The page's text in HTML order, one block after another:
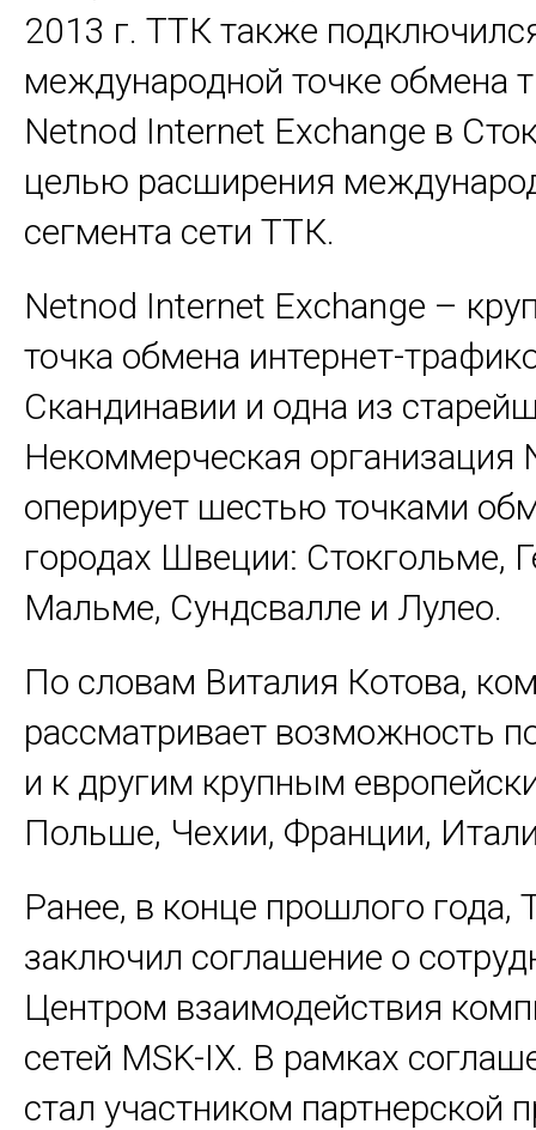
2013 г. ТТК также
международной точке обмена
Netnod Internet Exchange в
целью расширения
сегмента сети ТТК.
Netnod Internet Exchange –
точка обмена интернет-
Скандинавии и одна из
Некоммерческая организация
оперирует шестью точками
городах Швеции: Стокгольме,
Мальме, Сундсвалле и Лулео.
По словам Виталия Котова,
рассматривает возможность
и к другим крупным
Польше, Чехии, Франции,
Ранее, в конце прошлого года,
заключил соглашение о
Центром взаимодействия
сетей MSK-IX. В рамках
стал участником партнерской